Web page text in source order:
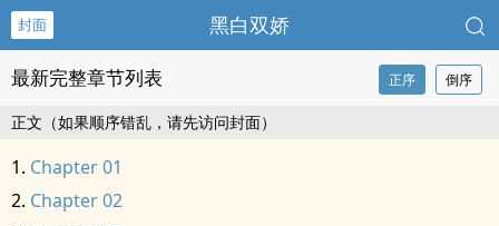
封面 黑白双娇
最新完整章节列表 正序 倒序
正文（如果顺序错乱，请先访问封面）
Chapter 01
Chapter 02